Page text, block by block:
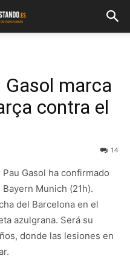
Gasol marca
contra el
14
Gasol ha confirmado
Munich (21h).
del Barcelona en el
azulgrana. Será su
donde las lesiones en